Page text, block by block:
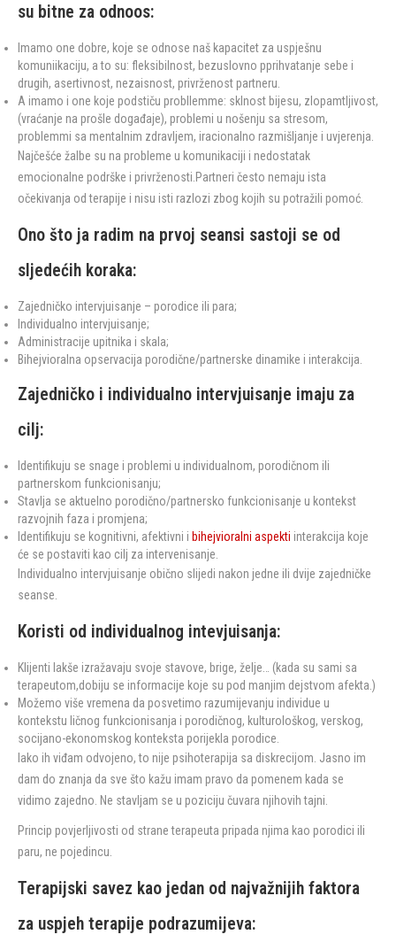
su bitne za odnoos:
Imamo one dobre, koje se odnose naš kapacitet za uspješnu
komuniikaciju, a to su: fleksibilnost, bezuslovno pprihvatanje sebe i
drugih, asertivnost, nezaisnost, privrženost partneru.
A imamo i one koje podstiču probllemme: sklnost bijesu, zlopamtljivost,
(vraćanje na prošle događaje), problemi u nošenju sa stresom,
problemmi sa mentalnim zdravljem, iracionalno razmišljanje i uvjerenja.
Najčešće žalbe su na probleme u komunikaciji i nedostatak
emocionalne podrške i privrženosti.Partneri često nemaju ista
očekivanja od terapije i nisu isti razlozi zbog kojih su potražili pomoć.
Ono što ja radim na prvoj seansi sastoji se od
sljedećih koraka:
Zajedničko intervjuisanje – porodice ili para;
Individualno intervjuisanje;
Administracije upitnika i skala;
Bihejvioralna opservacija porodične/partnerske dinamike i interakcija.
Zajedničko i individualno intervjuisanje imaju za
cilj:
Identifikuju se snage i problemi u individualnom, porodičnom ili
partnerskom funkcionisanju;
Stavlja se aktuelno porodično/partnersko funkcionisanje u kontekst
razvojnih faza i promjena;
Identifikuju se kognitivni, afektivni i bihejvioralni aspekti interakcija koje
će se postaviti kao cilj za intervenisanje.
Individualno intervjuisanje obično slijedi nakon jedne ili dvije zajedničke
seanse.
Koristi od individualnog intevjuisanja:
Klijenti lakše izražavaju svoje stavove, brige, želje… (kada su sami sa
terapeutom,dobiju se informacije koje su pod manjim dejstvom afekta.)
Možemo više vremena da posvetimo razumijevanju individue u
kontekstu ličnog funkcionisanja i porodičnog, kulturološkog, verskog,
socijano-ekonomskog konteksta porijekla porodice.
Iako ih viđam odvojeno, to nije psihoterapija sa diskrecijom. Jasno im
dam do znanja da sve što kažu imam pravo da pomenem kada se
vidimo zajedno. Ne stavljam se u poziciju čuvara njihovih tajni.
Princip povjerljivosti od strane terapeuta pripada njima kao porodici ili
paru, ne pojedincu.
Terapijski savez kao jedan od najvažnijih faktora
za uspjeh terapije podrazumijeva: